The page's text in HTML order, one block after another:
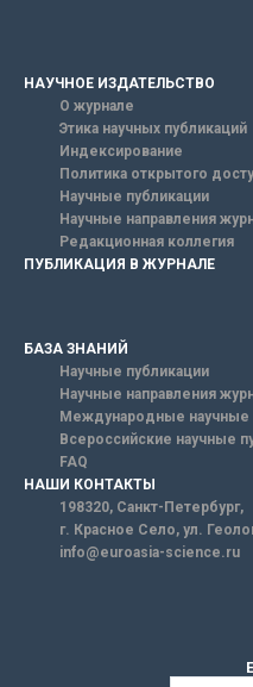
НАУЧНОЕ ИЗДАТЕЛЬСТВО
О журнале
Этика научных публикаций
Индексирование
Политика открытого
Научные публикации
Научные направления
Редакционная коллегия
ПУБЛИКАЦИЯ В ЖУРНАЛЕ
БАЗА ЗНАНИЙ
Научные публикации
Научные направления
Международные научные
Всероссийские научные
FAQ
НАШИ КОНТАКТЫ
198320, Санкт-Петербург,
г. Красное Село, ул.
info@euroasia-science.ru